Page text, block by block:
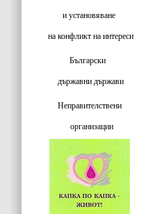
и установяване
на конфликт на интереси
Български
държавни държави
Неправителствени
организации